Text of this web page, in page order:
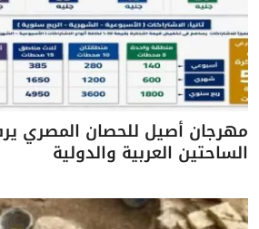
مهرجان أصيل للحصان المصري
الساحتين العربية والدولية